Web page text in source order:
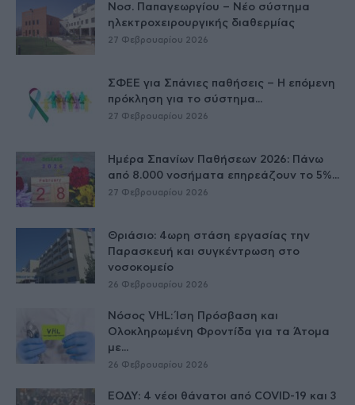
Νοσ. Παπαγεωργίου – Νέο σύστημα
ηλεκτροχειρουργικής διαθερμίας
27 Φεβρουαρίου 2026
ΣΦΕΕ για Σπάνιες παθήσεις – Η επόμενη
πρόκληση για το σύστημα...
27 Φεβρουαρίου 2026
Ημέρα Σπανίων Παθήσεων 2026: Πάνω
από 8.000 νοσήματα επηρεάζουν το 5%...
27 Φεβρουαρίου 2026
Θριάσιο: 4ωρη στάση εργασίας την
Παρασκευή και συγκέντρωση στο
νοσοκομείο
26 Φεβρουαρίου 2026
Νόσος VHL: Ίση Πρόσβαση και
Ολοκληρωμένη Φροντίδα για τα Άτομα
με...
26 Φεβρουαρίου 2026
ΕΟΔΥ: 4 νέοι θάνατοι από COVID-19 και 3